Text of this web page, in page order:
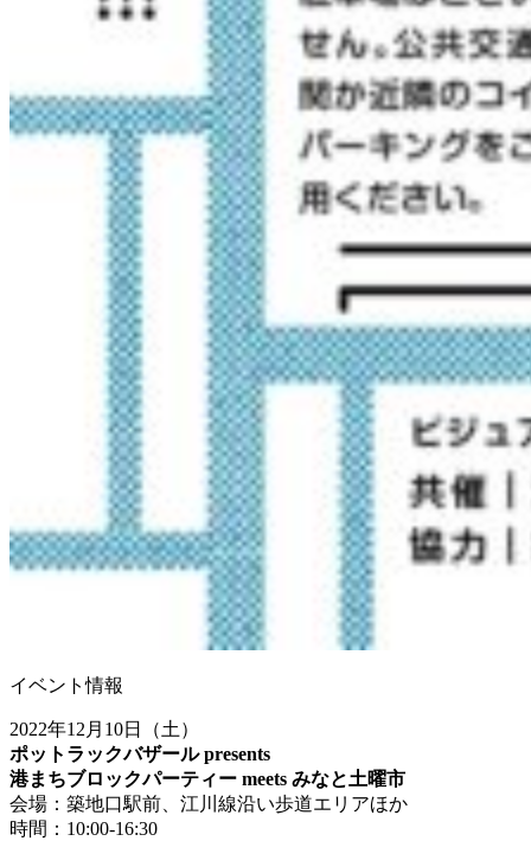
イベント情報
2022年12月10日（土）
ポットラックバザール presents
港まちブロックパーティー meets みなと土曜市
会場：築地口駅前、江川線沿い歩道エリアほか
時間：10:00-16:30